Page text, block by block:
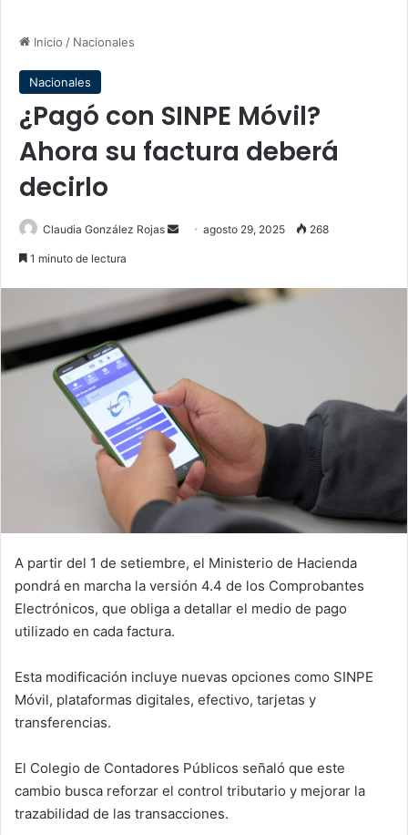
Inicio / Nacionales
Nacionales
¿Pagó con SINPE Móvil?
Ahora su factura deberá
decirlo
Claudia González Rojas
Sendagosto 29, 2025 268
1 minuto de lectura
A partir del 1 de setiembre, el Ministerio de Hacienda
pondrá en marcha la versión 4.4 de los Comprobantes
Electrónicos, que obliga a detallar el medio de pago
utilizado en cada factura.
Esta modificación incluye nuevas opciones como SINPE
Móvil, plataformas digitales, efectivo, tarjetas y
transferencias.
El Colegio de Contadores Públicos señaló que este
cambio busca reforzar el control tributario y mejorar la
trazabilidad de las transacciones.